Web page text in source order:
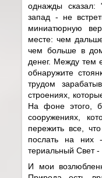
однажды сказал:
запад - не
миниатюрную
месте: чем
чем больше в
денег. Между тем
обнаружите
трудом
строениях,
На фоне этого,
сооружениях,
пережить все,
послать на
териальный Свет -
И мои